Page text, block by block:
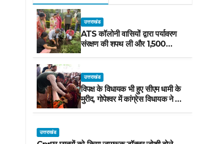
उत्तराखंड
ATS कॉलोनी वासियों द्वारा पर्यावरण
संरक्षण की शपथ ली और 1,500
पौधरोपण किया
उत्तराखंड
विपक्ष के विधायक भी हुए सीएम धामी के
मुरीद, गोपेश्वर में कांग्रेस विधायक ने मंच
से की खुलकर तारीफ*
उत्तराखंड